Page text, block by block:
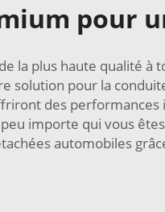
pour
la plus haute qualité
solution pour la
des
importe qui vous
automobiles